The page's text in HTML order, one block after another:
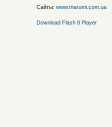
Сайты: www.marumi.com.ua
Download Flash 8 Player